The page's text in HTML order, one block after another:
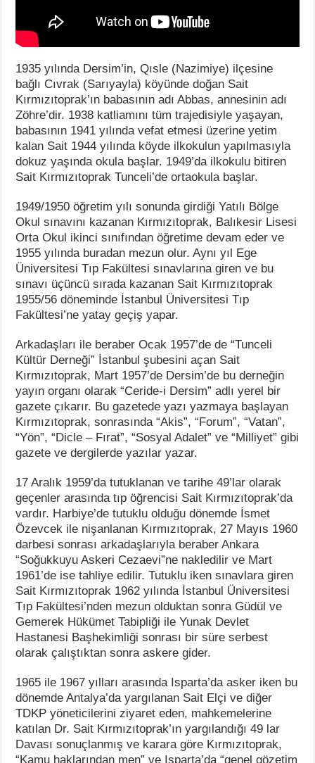
1935 yılında Dersim’in, Qısle (Nazimiye) ilçesine
bağlı Cıvrak (Sarıyayla) köyünde doğan Sait
Kırmızıtoprak’ın babasının adı Abbas, annesinin adı
Zöhre’dir. 1938 katliamını tüm trajedisiyle yaşayan,
babasının 1941 yılında vefat etmesi üzerine yetim
kalan Sait 1944 yılında köyde ilkokulun yapılmasıyla
dokuz yaşında okula başlar. 1949’da ilkokulu bitiren
Sait Kırmızıtoprak Tunceli’de ortaokula başlar.
1949/1950 öğretim yılı sonunda girdiği Yatılı Bölge
Okul sınavını kazanan Kırmızıtoprak, Balıkesir Lisesi
Orta Okul ikinci sınıfından öğretime devam eder ve
1955 yılında buradan mezun olur. Aynı yıl Ege
Üniversitesi Tıp Fakültesi sınavlarına giren ve bu
sınavı üçüncü sırada kazanan Sait Kırmızıtoprak
1955/56 döneminde İstanbul Üniversitesi Tıp
Fakültesi’ne yatay geçiş yapar.
Arkadaşları ile beraber Ocak 1957’de de “Tunceli
Kültür Derneği” İstanbul şubesini açan Sait
Kırmızıtoprak, Mart 1957’de Dersim’de bu derneğin
yayın organı olarak “Ceride-i Dersim” adlı yerel bir
gazete çıkarır. Bu gazetede yazı yazmaya başlayan
Kırmızıtoprak, sonrasında “Akis”, “Forum”, “Vatan”,
“Yön”, “Dicle – Fırat”, “Sosyal Adalet” ve “Milliyet” gibi
gazete ve dergilerde yazılar yazar.
17 Aralık 1959’da tutuklanan ve tarihe 49’lar olarak
geçenler arasında tıp öğrencisi Sait Kırmızıtoprak’da
vardır. Harbiye’de tutuklu olduğu dönemde İsmet
Özevcek ile nişanlanan Kırmızıtoprak, 27 Mayıs 1960
darbesi sonrası arkadaşlarıyla beraber Ankara
“Soğukkuyu Askeri Cezaevi”ne nakledilir ve Mart
1961’de ise tahliye edilir. Tutuklu iken sınavlara giren
Sait Kırmızıtoprak 1962 yılında İstanbul Üniversitesi
Tıp Fakültesi’nden mezun olduktan sonra Güdül ve
Gemerek Hükümet Tabipliği ile Yunak Devlet
Hastanesi Başhekimliği sonrası bir süre serbest
olarak çalıştıktan sonra askere gider.
1965 ile 1967 yılları arasında Isparta’da asker iken bu
dönemde Antalya’da yargılanan Sait Elçi ve diğer
TDKP yöneticilerini ziyaret eden, mahkemelerine
katılan Dr. Sait Kırmızıtoprak’ın yargılandığı 49 lar
Davası sonuçlanmış ve karara göre Kırmızıtoprak,
“Kamu haklarından men” ve Isparta’da “genel gözetim